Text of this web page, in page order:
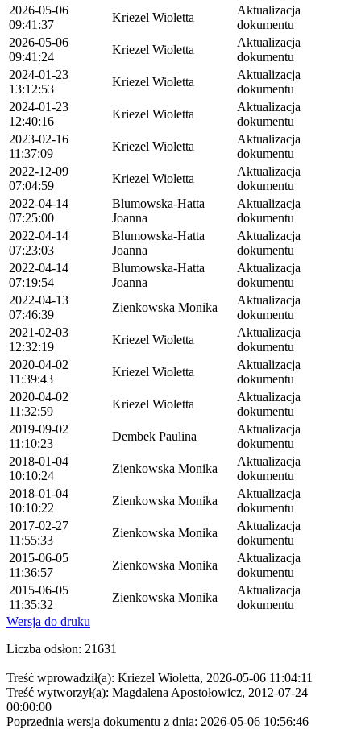
2026-05-06
09:41:37
Kriezel Wioletta
Aktualizacja
dokumentu
2026-05-06
09:41:24
Kriezel Wioletta
Aktualizacja
dokumentu
2024-01-23
13:12:53
Kriezel Wioletta
Aktualizacja
dokumentu
2024-01-23
12:40:16
Kriezel Wioletta
Aktualizacja
dokumentu
2023-02-16
11:37:09
Kriezel Wioletta
Aktualizacja
dokumentu
2022-12-09
07:04:59
Kriezel Wioletta
Aktualizacja
dokumentu
2022-04-14
07:25:00
Blumowska-Hatta
Joanna
Aktualizacja
dokumentu
2022-04-14
07:23:03
Blumowska-Hatta
Joanna
Aktualizacja
dokumentu
2022-04-14
07:19:54
Blumowska-Hatta
Joanna
Aktualizacja
dokumentu
2022-04-13
07:46:39
Zienkowska Monika
Aktualizacja
dokumentu
2021-02-03
12:32:19
Kriezel Wioletta
Aktualizacja
dokumentu
2020-04-02
11:39:43
Kriezel Wioletta
Aktualizacja
dokumentu
2020-04-02
11:32:59
Kriezel Wioletta
Aktualizacja
dokumentu
2019-09-02
11:10:23
Dembek Paulina
Aktualizacja
dokumentu
2018-01-04
10:10:24
Zienkowska Monika
Aktualizacja
dokumentu
2018-01-04
10:10:22
Zienkowska Monika
Aktualizacja
dokumentu
2017-02-27
11:55:33
Zienkowska Monika
Aktualizacja
dokumentu
2015-06-05
11:36:57
Zienkowska Monika
Aktualizacja
dokumentu
2015-06-05
11:35:32
Zienkowska Monika
Aktualizacja
dokumentu
Wersja do druku
Liczba odsłon: 21631
Treść wprowadził(a): Kriezel Wioletta, 2026-05-06 11:04:11
Treść wytworzył(a): Magdalena Apostołowicz, 2012-07-24
00:00:00
Poprzednia wersja dokumentu z dnia: 2026-05-06 10:56:46